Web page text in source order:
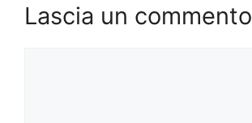
Lascia un commento